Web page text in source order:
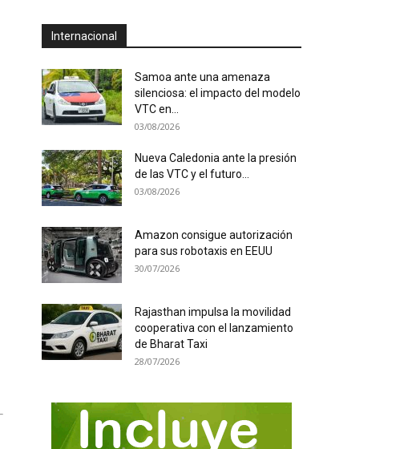
Internacional
Samoa ante una amenaza
silenciosa: el impacto del modelo
VTC en...
03/08/2026
Nueva Caledonia ante la presión
de las VTC y el futuro...
03/08/2026
Amazon consigue autorización
para sus robotaxis en EEUU
30/07/2026
Rajasthan impulsa la movilidad
cooperativa con el lanzamiento
de Bharat Taxi
28/07/2026